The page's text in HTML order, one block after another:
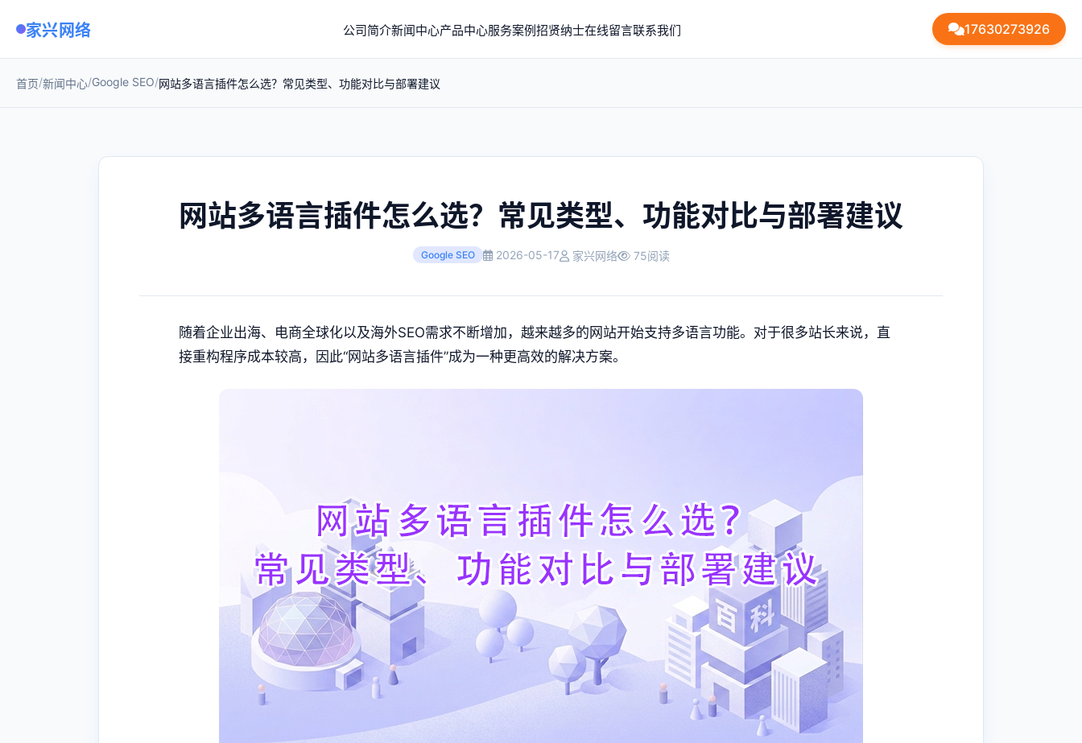
家兴网络 公司简介新闻中心产品中心服务案例招贤纳士在线留言联系我们 17630273926
首页/新闻中心/Google SEO/网站多语言插件怎么选？常见类型、功能对比与部署建议
网站多语言插件怎么选？常见类型、功能对比与部署建议
Google SEO 2026-05-17 家兴网络 75阅读
随着企业出海、电商全球化以及海外SEO需求不断增加，越来越多的网站开始支持多语言功能。对于很多站长来说，直
接重构程序成本较高，因此“网站多语言插件”成为一种更高效的解决方案。